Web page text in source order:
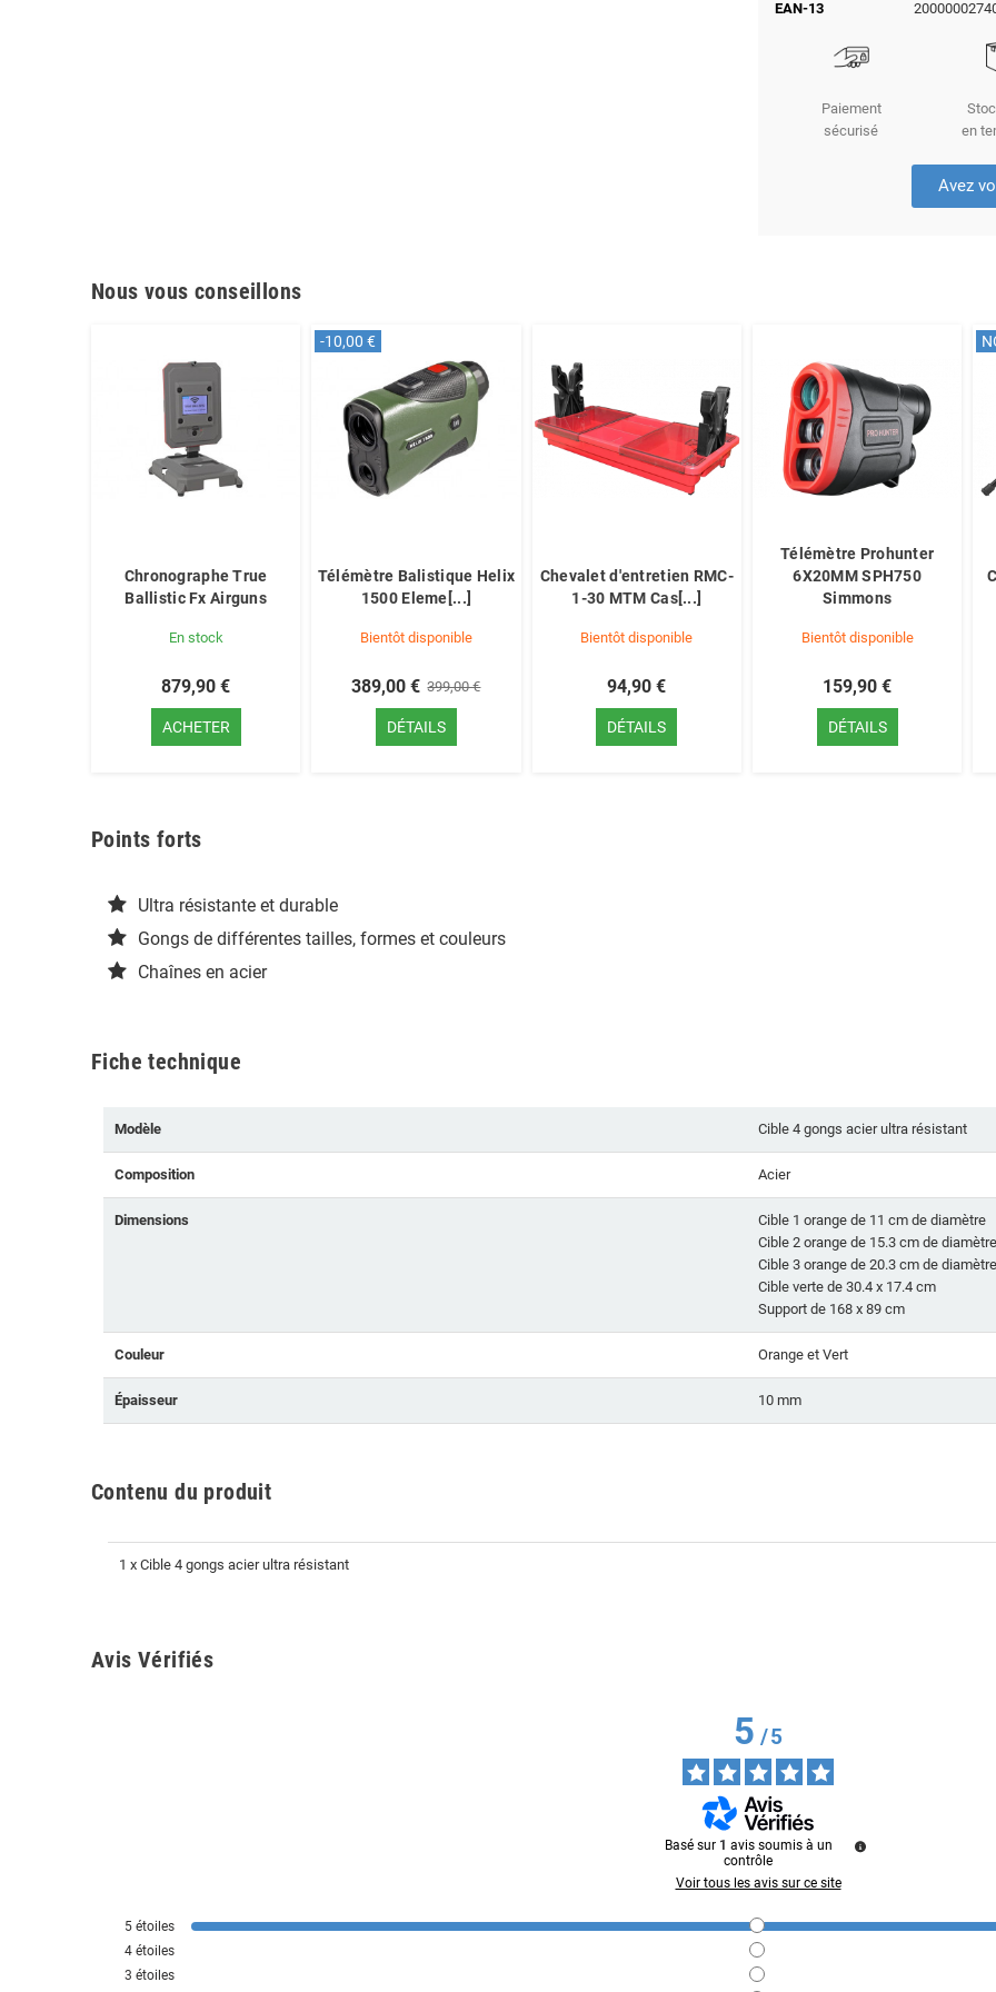
EAN-13
Paiement
sécurisé
en
Avez
Nous vous conseillons
Chronographe True
Ballistic Fx Airguns
En stock
879,90 €
ACHETER
-10,00 €
Télémètre Balistique Helix
1500 Eleme[...]
Bientôt disponible
389,00 € 399,00 €
DÉTAILS
Chevalet d'entretien RMC-
1-30 MTM Cas[...]
Bientôt disponible
94,90 €
DÉTAILS
Télémètre Prohunter
6X20MM SPH750
Simmons
Bientôt disponible
159,90 €
DÉTAILS
Points forts
Ultra résistante et durable
Gongs de différentes tailles, formes et couleurs
Chaînes en acier
Fiche technique
Modèle Cible 4 gongs acier ultra résistant
Composition Acier
Dimensions
Cible 1 orange de 11 cm de diamètre
Cible 2 orange de 15.3 cm de diamètre
Cible 3 orange de 20.3 cm de diamètre
Cible verte de 30.4 x 17.4 cm
Support de 168 x 89 cm
Couleur Orange et Vert
Épaisseur 10 mm
Contenu du produit
1 x Cible 4 gongs acier ultra résistant
Avis Vérifiés
5/5
Basé sur 1 avis soumis à un
contrôle
Voir tous les avis sur ce site
5 étoiles
4 étoiles
3 étoiles